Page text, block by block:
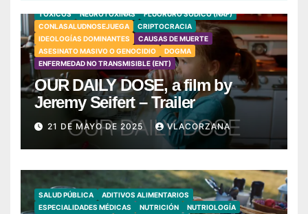
TÓXICOS NEUROTOXINAS
FLUORURO SÓDICO (NAF)
CONLASALUDNOSEJUEGA
CRIPTOCRACIA
IDEOLOGÍAS DOMINANTES
CAUSAS DE MUERTE
ASESINATO MASIVO O GENOCIDIO
DOGMA
ENFERMEDAD NO TRANSMISIBLE (ENT)
OUR DAILY DOSE, a film by
Jeremy Seifert – Trailer
21 DE MAYO DE 2025 VLACORZANA
SALUD PÚBLICA
ADITIVOS ALIMENTARIOS
ESPECIALIDADES MÉDICAS
NUTRICIÓN
NUTRIOLOGÍA